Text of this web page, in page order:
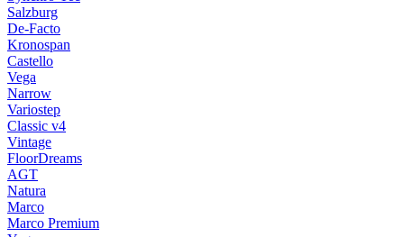
Salzburg
De-Facto
Kronospan
Castello
Vega
Narrow
Variostep
Classic v4
Vintage
FloorDreams
AGT
Natura
Marco
Marco Premium